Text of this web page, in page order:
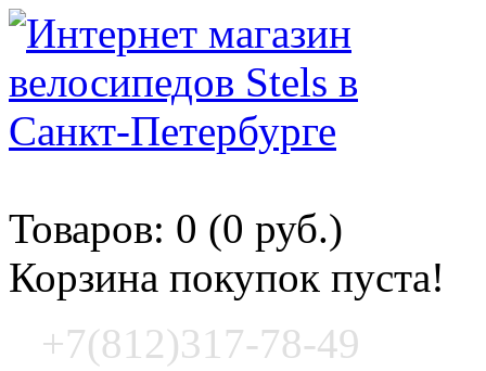
Товаров: 0 (0 руб.)
Корзина покупок пуста!
+7(812)317-78-49